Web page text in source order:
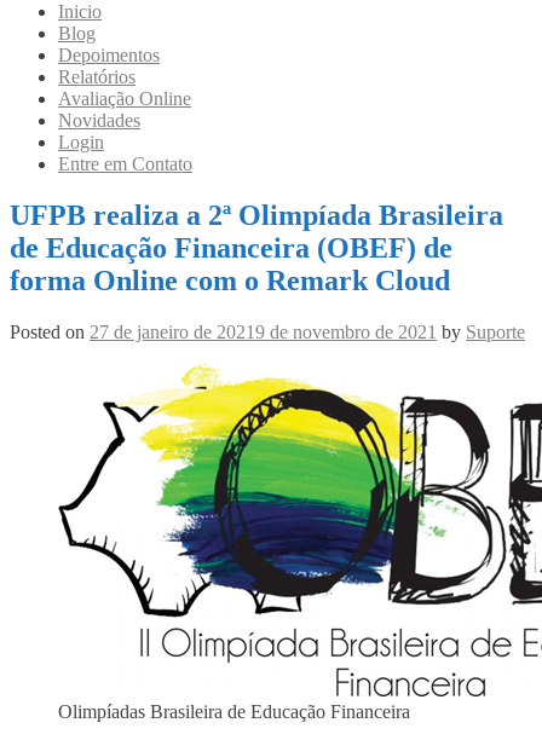
Inicio
Blog
Depoimentos
Relatórios
Avaliação Online
Novidades
Login
Entre em Contato
UFPB realiza a 2ª Olimpíada Brasileira
de Educação Financeira (OBEF) de
forma Online com o Remark Cloud
Posted on 27 de janeiro de 20219 de novembro de 2021 by Suporte
Olimpíadas Brasileira de Educação Financeira